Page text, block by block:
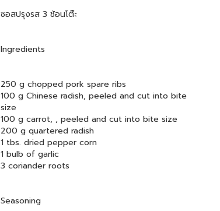
ซอสปรุงรส 3 ช้อนโต๊ะ
Ingredients
250 g chopped pork spare ribs
100 g Chinese radish, peeled and cut into bite
size
100 g carrot, , peeled and cut into bite size
200 g quartered radish
1 tbs. dried pepper corn
1 bulb of garlic
3 coriander roots
Seasoning